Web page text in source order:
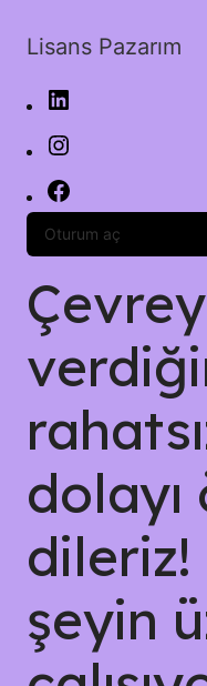
Lisans Pazarım
Oturum aç
dolayı
şeyin